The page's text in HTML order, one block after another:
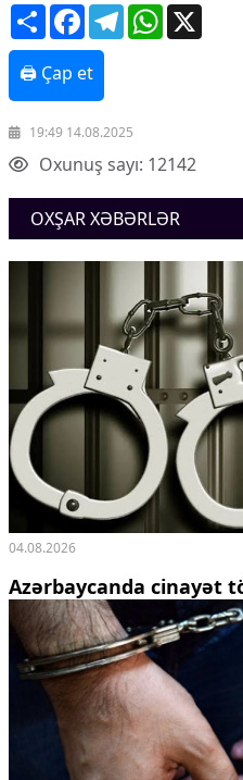
Energetika
Neft-qaz
Əmək və sosial siyasət
Kənd təsərrüfatı
Telekommunikasiya və
COP29
Cəmiyyət
Crossmedia.az - 1 yaş
Siyasət
Məhkəmə və hüquq
Ekologiya
Zəfər - 5
Gənclər və İdman
Media və QHT
Hadisə
Sağlamlıq
Mənəvi dəyərlər
Texnologiya
Mətbuat-150
Missiyamız
ShareFacebookTelegramWhatsApp
🖨 Çap et
19:49 14.08.2025
Oxunuş sayı: 12142
OXŞAR XƏBƏRLƏR
04.08.2026
Azərbaycanda cinayət